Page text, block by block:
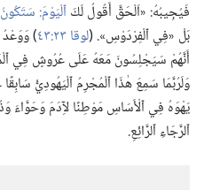
فَيُجِيبُهُ:‏ «اَلْحَقَّ أَقُولُ لَكَٱلْيَوْمَ:‏
بَلْ «فِي ٱلْفِرْدَوْسِ».‏ (‏لوقا ٢٣:‏٤٣
‏)‏
أَنَّهُمْ سَيَجْلِسُونَ مَعَهُ عَلَى عُرُوشٍ فِي
وَلَرُبَّمَا سَمِعَ هٰذَا ٱلْمُجْرِمُ ٱلْيَهُودِيُّ
يَهْوَهُ فِي ٱلْأَسَاسِ مَوْطِنًا لآِدَمَ وَحَوَّاءَ
ٱلرَّجَاءِ ٱلرَّائِعِ.‏